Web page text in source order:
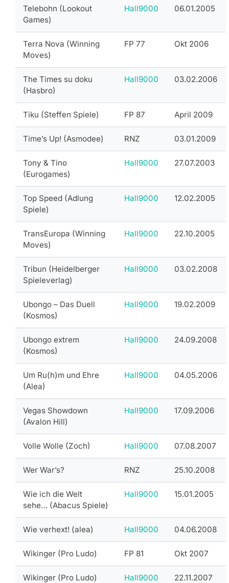
Telebohn (Lookout
Games)
Hall9000 06.01.2005
Terra Nova (Winning
Moves)
FP 77 Okt 2006
The Times su doku
(Hasbro)
Hall9000 03.02.2006
Tiku (Steffen Spiele) FP 87 April 2009
Time’s Up! (Asmodee) RNZ 03.01.2009
Tony & Tino
(Eurogames)
Hall9000 27.07.2003
Top Speed (Adlung
Spiele)
Hall9000 12.02.2005
TransEuropa (Winning
Moves)
Hall9000 22.10.2005
Tribun (Heidelberger
Spieleverlag)
Hall9000 03.02.2008
Ubongo – Das Duell
(Kosmos)
Hall9000 19.02.2009
Ubongo extrem
(Kosmos)
Hall9000 24.09.2008
Um Ru(h)m und Ehre
(Alea)
Hall9000 04.05.2006
Vegas Showdown
(Avalon Hill)
Hall9000 17.09.2006
Volle Wolle (Zoch) Hall9000 07.08.2007
Wer War’s? RNZ 25.10.2008
Wie ich die Welt
sehe… (Abacus Spiele)
Hall9000 15.01.2005
Wie verhext! (alea) Hall9000 04.06.2008
Wikinger (Pro Ludo) FP 81 Okt 2007
Wikinger (Pro Ludo) Hall9000 22.11.2007